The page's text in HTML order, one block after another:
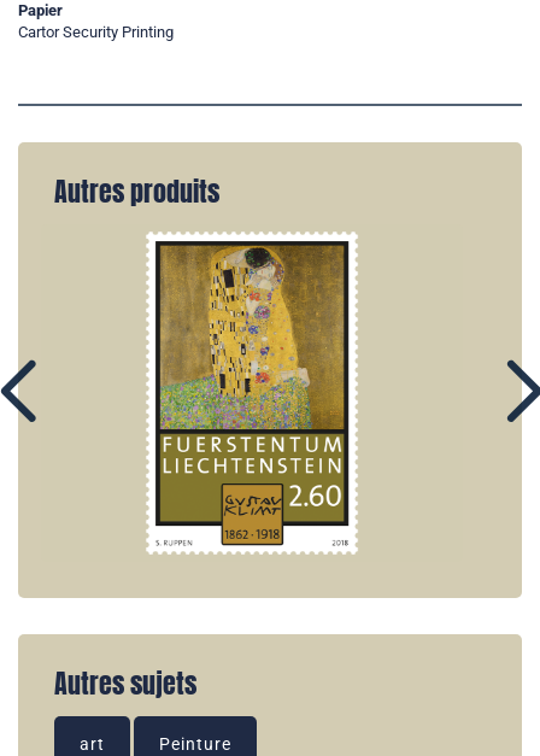
Papier
Cartor Security Printing
Autres produits
Autres sujets
art Peinture